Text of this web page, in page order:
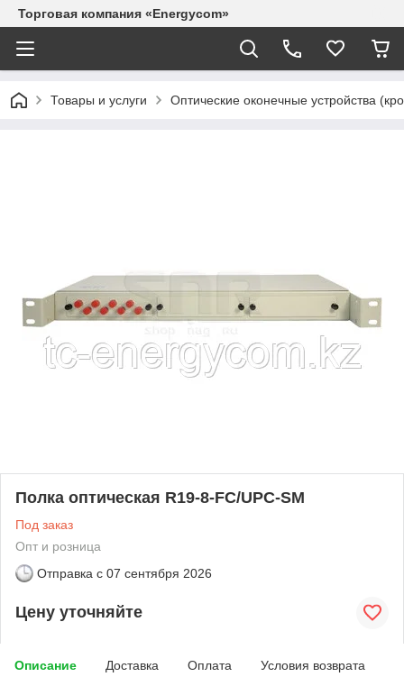
Торговая компания «Energycom»
Товары и услуги Оптические оконечные устройства
Полка оптическая R19-8-FC/UPC-SM
Под заказ
Опт и розница
Отправка с 07 сентября 2026
Цену уточняйте
Описание Доставка Оплата Условия возврата